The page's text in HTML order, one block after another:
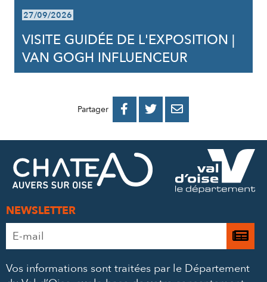
27/09/2026
VISITE GUIDÉE DE L'EXPOSITION |
VAN GOGH INFLUENCEUR
Partager 
PARTAGER
FACEBOOK
PARTAGER
PARTAGER
MAIL
NEWSLETTER
Adresse
e-
*
Je
à
Vos informations sont traitées par le Département